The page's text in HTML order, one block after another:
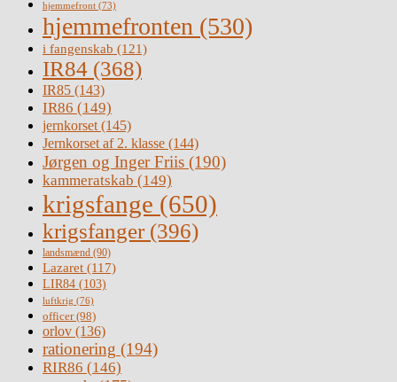
hjemmefront (73)
hjemmefronten (530)
i fangenskab (121)
IR84 (368)
IR85 (143)
IR86 (149)
jernkorset(145)
Jernkorset af 2. klasse (144)
Jørgen og Inger Friis (190)
kammeratskab (149)
krigsfange (650)
krigsfanger (396)
landsmænd (90)
Lazaret (117)
LIR84 (103)
luftkrig (76)
officer(98)
orlov (136)
rationering (194)
RIR86 (146)